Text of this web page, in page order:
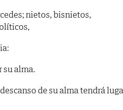
nietos, bisnietos,
su alma.
de su alma tendrá